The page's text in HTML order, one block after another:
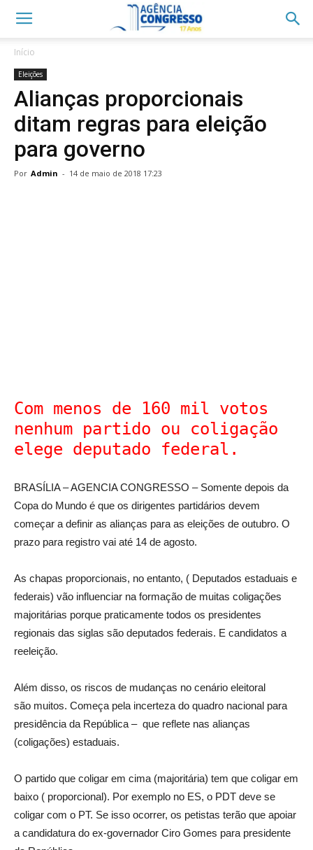
Início
Eleições
Alianças proporcionais
ditam regras para eleição
para governo
Por Admin - 14 de maio de 2018 17:23
Com menos de 160 mil votos
nenhum partido ou coligação
elege deputado federal.
BRASÍLIA – AGENCIA CONGRESSO – Somente depois da
Copa do Mundo é que os dirigentes partidários devem
começar a definir as alianças para as eleições de outubro. O
prazo para registro vai até 14 de agosto.
As chapas proporcionais, no entanto, ( Deputados estaduais e
federais) vão influenciar na formação de muitas coligações
majoritárias porque praticamente todos os presidentes
regionais das siglas são deputados federais. E candidatos a
reeleição.
Além disso, os riscos de mudanças no cenário eleitoral
são muitos. Começa pela incerteza do quadro nacional para
presidência da República – que reflete nas alianças
(coligações) estaduais.
O partido que coligar em cima (majoritária) tem que coligar em
baixo ( proporcional). Por exemplo no ES, o PDT deve se
coligar com o PT. Se isso ocorrer, os petistas terão que apoiar
a candidatura do ex-governador Ciro Gomes para presidente